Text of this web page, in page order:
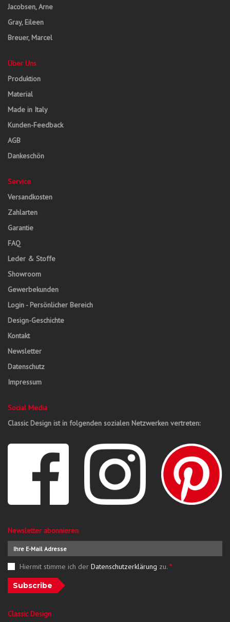
Jacobsen, Arne
Gray, Eileen
Breuer, Marcel
Über Uns
Produktion
Material
Made in Italy
Kunden-Feedback
AGB
Dankeschön
Service
Versandkosten
Zahlarten
Garantie
FAQ
Leder & Stoffe
Showroom
Gewerbekunden
Login - Persönlicher Bereich
Design-Geschichte
Kontakt
Newsletter
Datenschutz
Impressum
Social Media
Classic Design ist in folgenden sozialen Netzwerken vertreten:
Newsletter abonnieren
Hiermit stimme ich der Datenschutzerklärung zu. *
Subscribe
Classic Design